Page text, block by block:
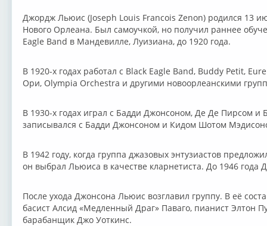
⁣Джордж Льюис (Joseph Louis Francois Zenon) родился 13
Нового Орлеана. Был самоучкой, но получил раннее
Eagle Band в Мандевилле, Луизиана, до 1920 года.
В 1920-х годах работал с Black Eagle Band, Buddy Petit,
Ори, Olympia Orchestra и другими новоорлеанскими
В 1930-х годах играл с Бадди Джонсоном, Де Де Пирсом и
записывался с Бадди Джонсоном и Кидом Шотом
В 1942 году, когда группа джазовых энтузиастов
он выбрал Льюиса в качестве кларнетиста. До 1946
После ухода Джонсона Льюис возглавил группу. В её
басист Алсид «Медленный Драг» Паваго, пианист Элтон
барабанщик Джо Уоткинс.